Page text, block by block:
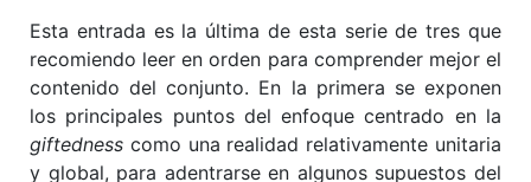
Esta entrada es la última de esta serie de tres que
recomiendo leer en orden para comprender mejor el
contenido del conjunto. En la primera se exponen
los principales puntos del enfoque centrado en la
giftedness como una realidad relativamente unitaria
y global, para adentrarse en algunos supuestos del